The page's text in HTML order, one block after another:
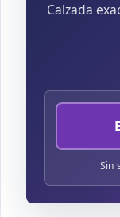
Calzada
Sin